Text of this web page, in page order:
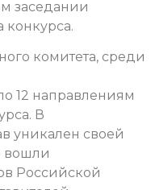
заседании
конкурса.
комитета, среди
12 направлениям
В
уникален своей
вошли
Российской